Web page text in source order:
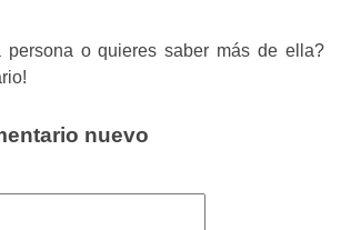
persona o quieres saber más de ella?
nuevo